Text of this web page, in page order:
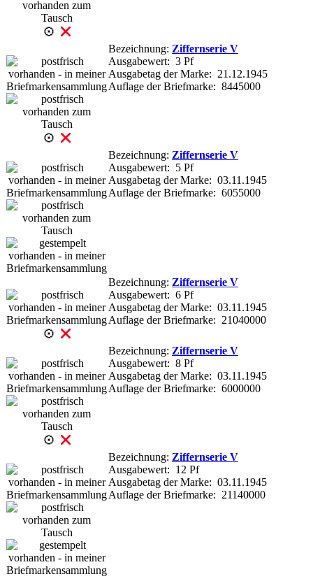
Bezeichnung: Ziffernserie V
Ausgabewert: 3 Pf
Ausgabetag der Marke: 21.12.1945
Auflage der Briefmarke: 8445000
Bezeichnung: Ziffernserie V
Ausgabewert: 5 Pf
Ausgabetag der Marke: 03.11.1945
Auflage der Briefmarke: 6055000
Bezeichnung: Ziffernserie V
Ausgabewert: 6 Pf
Ausgabetag der Marke: 03.11.1945
Auflage der Briefmarke: 21040000
Bezeichnung: Ziffernserie V
Ausgabewert: 8 Pf
Ausgabetag der Marke: 03.11.1945
Auflage der Briefmarke: 6000000
Bezeichnung: Ziffernserie V
Ausgabewert: 12 Pf
Ausgabetag der Marke: 03.11.1945
Auflage der Briefmarke: 21140000